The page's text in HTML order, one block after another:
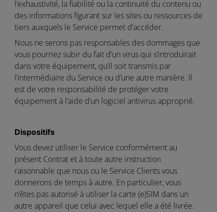
l’exhaustivité, la fiabilité ou la continuité du contenu ou
des informations figurant sur les sites ou ressources de
tiers auxquels le Service permet d’accéder.
Nous ne serons pas responsables des dommages que
vous pourriez subir du fait d’un virus qui s’introduirait
dans votre équipement, qu’il soit transmis par
l’intermédiaire du Service ou d’une autre manière. Il
est de votre responsabilité de protéger votre
équipement à l’aide d’un logiciel antivirus approprié.
Dispositifs
Vous devez utiliser le Service conformément au
présent Contrat et à toute autre instruction
raisonnable que nous ou le Service Clients vous
donnerons de temps à autre. En particulier, vous
n’êtes pas autorisé à utiliser la carte (e)SIM dans un
autre appareil que celui avec lequel elle a été livrée.